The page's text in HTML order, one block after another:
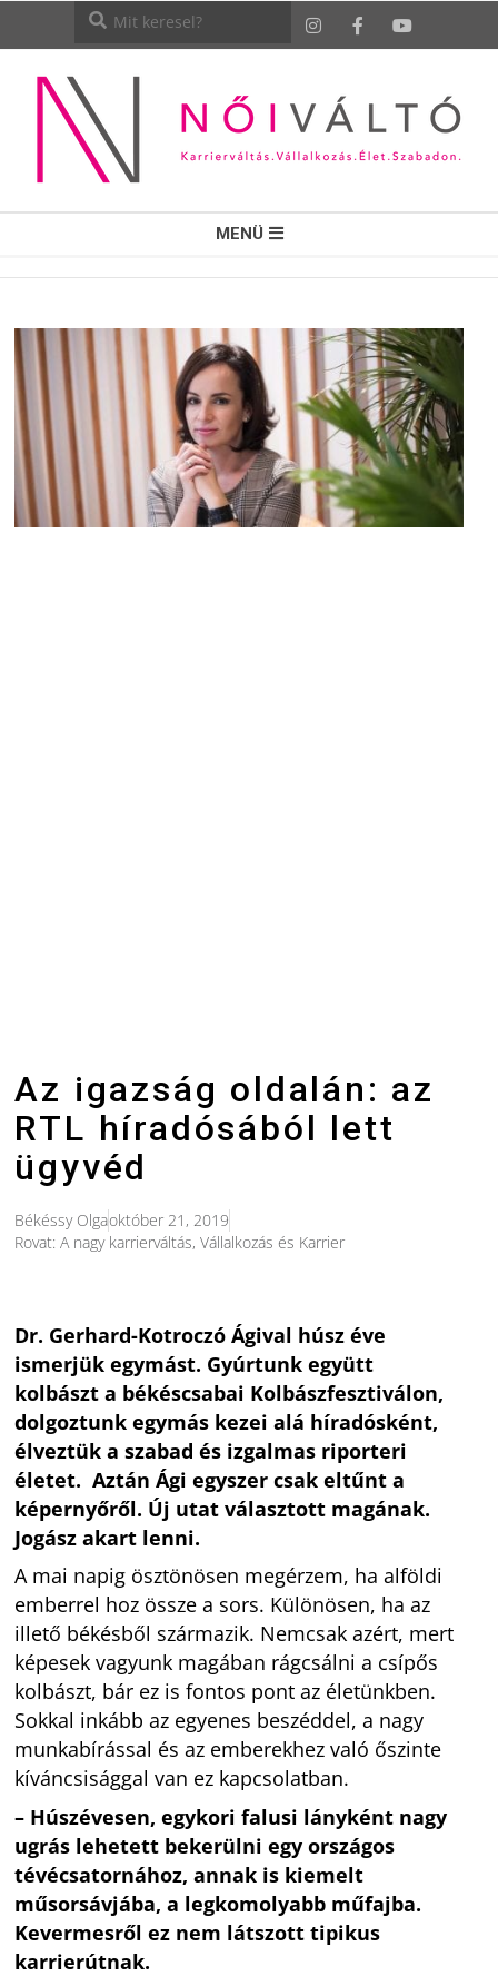
NŐI
VÁLTÓ
MENÜ
Az igazság oldalán: az
RTL híradósából lett
ügyvéd
Békéssy Olgaoktóber 21, 2019
Rovat:A nagy karrierváltás,Vállalkozás és Karrier
Dr. Gerhard-Kotroczó Ágival húsz éve
ismerjük egymást. Gyúrtunk együtt
kolbászt a békéscsabai Kolbászfesztiválon,
dolgoztunk egymás kezei alá híradósként,
élveztük a szabad és izgalmas riporteri
életet. Aztán Ági egyszer csak eltűnt a
képernyőről. Új utat választott magának.
Jogász akart lenni.
A mai napig ösztönösen megérzem, ha alföldi
emberrel hoz össze a sors. Különösen, ha az
illető békésből származik. Nemcsak azért, mert
képesek vagyunk magában rágcsálni a csípős
kolbászt, bár ez is fontos pont az életünkben.
Sokkal inkább az egyenes beszéddel, a nagy
munkabírással és az emberekhez való őszinte
kíváncsisággal van ez kapcsolatban.
– Húszévesen, egykori falusi lányként nagy
ugrás lehetett bekerülni egy országos
tévécsatornához, annak is kiemelt
műsorsávjába, a legkomolyabb műfajba.
Kevermesről ez nem látszott tipikus
karrierútnak.